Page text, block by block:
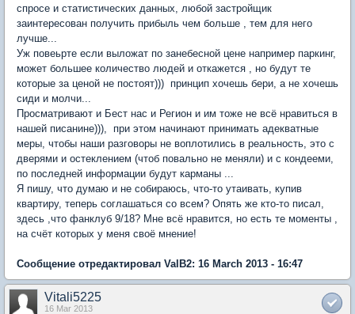
спросе и статистических данных, любой застройщик
заинтересован получить прибыль чем больше , тем для него
лучше...
Уж повеьрте если выложат по занебесной цене например паркинг,
может большее количество людей и откажется , но будут те
которые за ценой не постоят))) принцип хочешь бери, а не хочешь
сиди и молчи...
Просматривают и Бест нас и Регион и им тоже не всё нравиться в
нашей писанине))), при этом начинают принимать адекватные
меры, чтобы наши разговоры не воплотились в реальность, это с
дверями и остеклением (чтоб повально не меняли) и с кондееми,
по последней информации будут карманы ...
Я пишу, что думаю и не собираюсь, что-то утаивать, купив
квартиру, теперь соглашаться со всем? Опять же кто-то писал,
здесь ,что фанклуб 9/18? Мне всё нравится, но есть те моменты ,
на счёт которых у меня своё мнение!
Сообщение отредактировал ValB2: 16 March 2013 - 16:47
Vitali5225
16 Mar 2013